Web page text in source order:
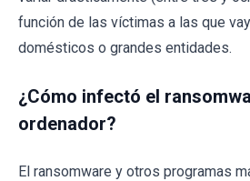
función de las víctimas a las que
domésticos o grandes entidades.
¿Cómo infectó el
ordenador?
El ransomware y otros programas